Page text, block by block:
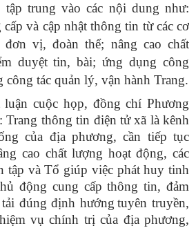
trung vào các nội dung như:
và cập nhật thông tin từ các cơ
đơn vị, đoàn thể; nâng cao chất
duyệt tin, bài; ứng dụng công
tác quản lý, vận hành Trang.
luận cuộc họp, đồng chí Phương
Trang thông tin điện tử xã là kênh
của địa phương, cần tiếp tục
cao chất lượng hoạt động, các
tập và Tổ giúp việc phát huy tinh
động cung cấp thông tin, đảm
đúng định hướng tuyên truyền,
vụ chính trị của địa phương,